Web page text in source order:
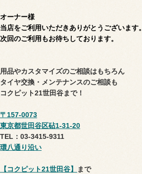
オーナー様
当店をご利用いただきありがとうございます。
次回のご利用もお待ちしております。
用品やカスタマイズのご相談はもちろん
タイヤ交換・メンテナンスのご相談も
コクピット21世田谷まで！
〒157-0073
東京都世田谷区砧1-31-20
TEL：03-3415-9311
環八通り沿い
【コクピット21世田谷】
まで